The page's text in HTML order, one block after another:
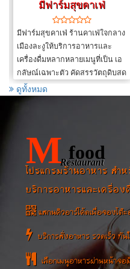
ร้านหอยแม่
อาหารตามสั่งรสแซ่บ หอยสด และ
อาหารอินเตอร์ต่างๆ
ดูทั้งหมด
M food
Restaurant
โปรแกรมร้านอาหาร สำ
บริการอาหารและเครื่อง
แสกนคิวอาร์โค้ดเพื่อจองโต๊ะ
บริการสั่งอาหาร รวดเร็ว ทัน
เลือกเมนูอาหารผ่านหน้าจ